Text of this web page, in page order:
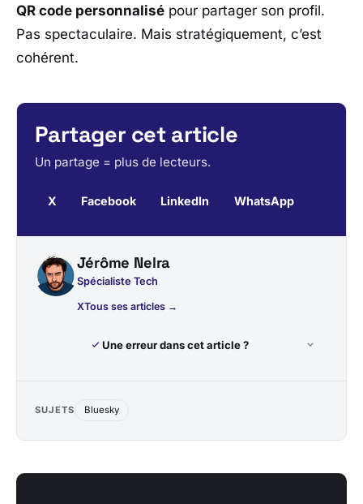
QR code personnalisé pour partager son profil.
Pas spectaculaire. Mais stratégiquement, c’est
cohérent.
Partager cet article
Un partage = plus de lecteurs.
X Facebook LinkedIn WhatsApp
Jérôme Nelra
Spécialiste Tech
XTous ses articles →
Une erreur dans cet article ?
SUJETS Bluesky